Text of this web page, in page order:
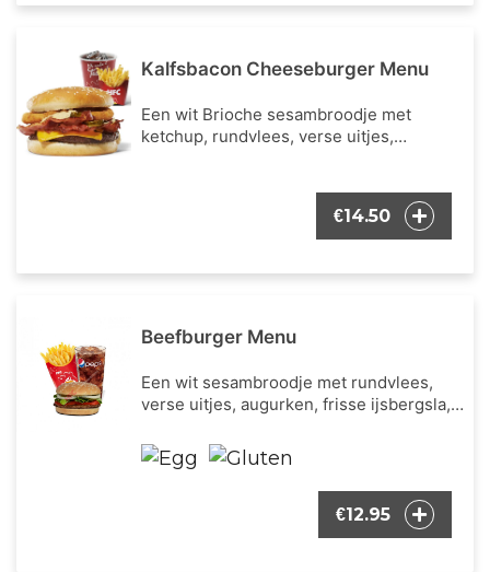
Kalfsbacon Cheeseburger Menu
Een wit Brioche sesambroodje met
ketchup, rundvlees, verse uitjes,
Franse frietjes en een frisdrank naar
€14.50
Beefburger Menu
Een wit sesambroodje met rundvlees,
verse uitjes, augurken, frisse ijsbergsla,
dressing. Inclusief een portie Franse
frietjes en een frisdrank naar keuze.
€12.95